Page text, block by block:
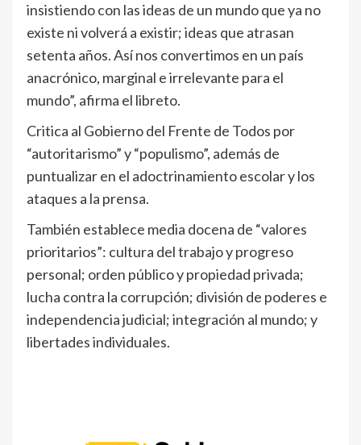
insistiendo con las ideas de un mundo que ya no
existe ni volverá a existir; ideas que atrasan
setenta años. Así nos convertimos en un país
anacrónico, marginal e irrelevante para el
mundo”, afirma el libreto.
Critica al Gobierno del Frente de Todos por
“autoritarismo” y “populismo”, además de
puntualizar en el adoctrinamiento escolar y los
ataques a la prensa.
También establece media docena de “valores
prioritarios”: cultura del trabajo y progreso
personal; orden público y propiedad privada;
lucha contra la corrupción; división de poderes e
independencia judicial; integración al mundo; y
libertades individuales.